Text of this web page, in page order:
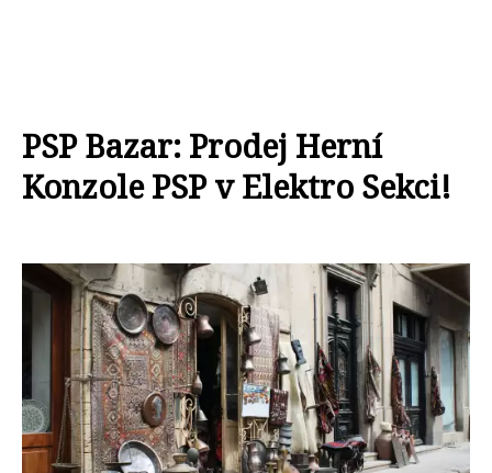
PSP Bazar: Prodej Herní
Konzole PSP v Elektro Sekci!